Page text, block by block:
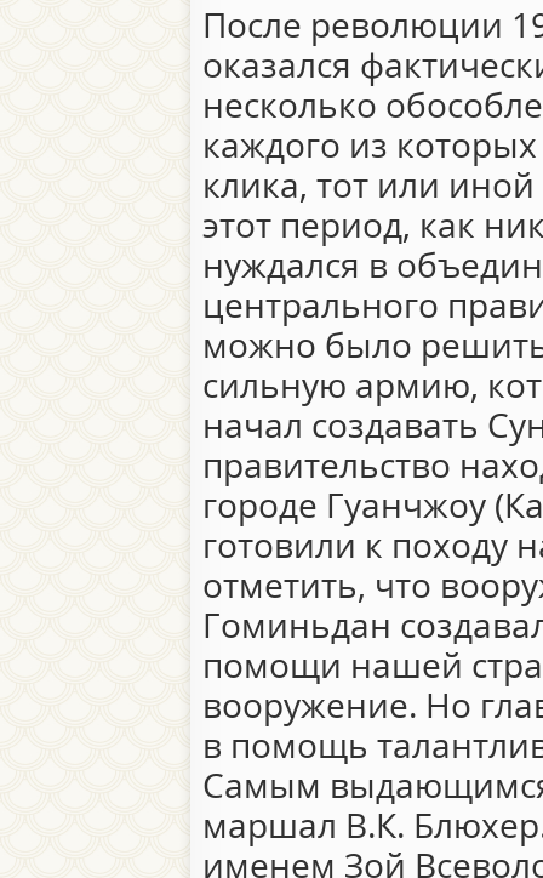
После революции
оказался
несколько
каждого из
клика, тот или
этот период, как
нуждался в
центрального
можно было
сильную армию,
начал создавать
правительство
городе Гуанчжоу
готовили к походу
отметить, что
Гоминьдан
помощи нашей
вооружение. Но
в помощь
Самым
маршал В.К.
именем Зой